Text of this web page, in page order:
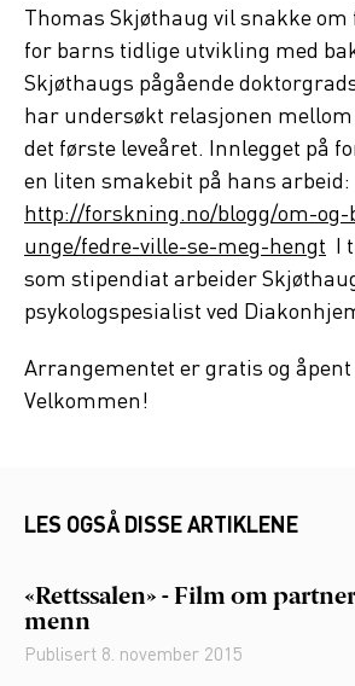
Thomas Skjøthaug vil snakke
for barns tidlige utvikling med
Skjøthaugs pågående
har undersøkt relasjonen
det første leveåret. Innlegget på
en liten smakebit på hans arbeid:
http://forskning.no/blogg/om-
unge/fedre-ville-se-meg-hengt I
som stipendiat arbeider
psykologspesialist ved
Arrangementet er gratis og
Velkommen!
LES OGSÅ DISSE ARTIKLENE
«Rettssalen» - Film om
menn
Publisert 8. november 2015